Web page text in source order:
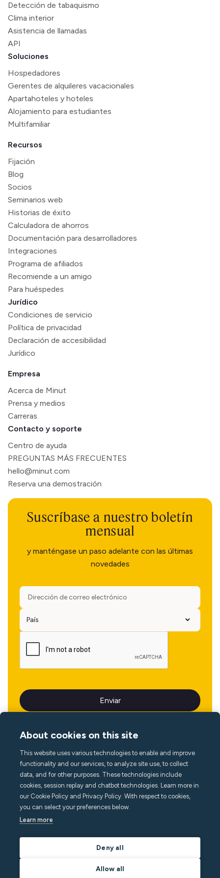
Detección de tabaquismo
Clima interior
Asistencia de llamadas
API
Soluciones
Hospedadores
Gerentes de alquileres vacacionales
Apartahoteles y hoteles
Alojamiento para estudiantes
Multifamiliar
Recursos
Fijación
Blog
Socios
Seminarios web
Historias de éxito
Calculadora de ahorros
Documentación para desarrolladores
Integraciones
Programa de afiliados
Recomiende a un amigo
Para huéspedes
Jurídico
Condiciones de servicio
Política de privacidad
Declaración de accesibilidad
Jurídico
Empresa
Acerca de Minut
Prensa y medios
Carreras
Contacto y soporte
Centro de ayuda
PREGUNTAS MÁS FRECUENTES
hello@minut.com
Reserva una demostración
Suscríbase a nuestro boletín
mensual
y manténgase un paso adelante con las últimas
novedades
Idioma
About cookies on this site
This website uses various technologies to enable and improve
functionality and our services, to analyze site use, to collect
data, and for other purposes. These technologies include
cookies, session replay and chatbot technologies. Learn more in
our Cookie Policy and Privacy Policy. With respect to cookies,
you can select your preferences below.
Learn more
Deny all
Allow all